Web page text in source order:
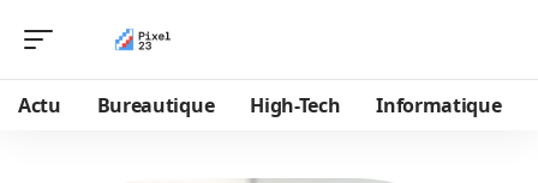
Actu Bureautique High-Tech Informatique